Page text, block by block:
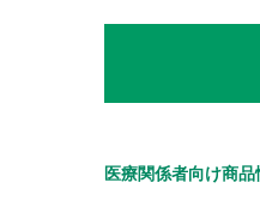
医療関係者向け商品